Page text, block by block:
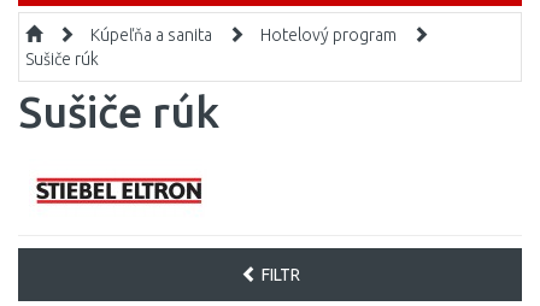
Kúpeľňa a sanita
Hotelový program
Sušiče rúk
Sušiče rúk
FILTR